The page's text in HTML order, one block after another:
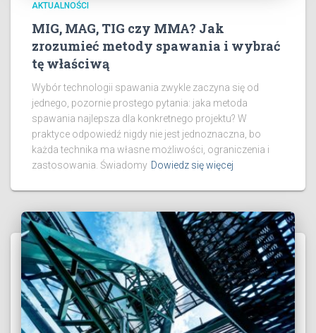
AKTUALNOŚCI
MIG, MAG, TIG czy MMA? Jak
zrozumieć metody spawania i wybrać
tę właściwą
Wybór technologii spawania zwykle zaczyna się od
jednego, pozornie prostego pytania: jaka metoda
spawania najlepsza dla konkretnego projektu? W
praktyce odpowiedź nigdy nie jest jednoznaczna, bo
każda technika ma własne możliwości, ograniczenia i
zastosowania. Świadomy Dowiedz się więcej